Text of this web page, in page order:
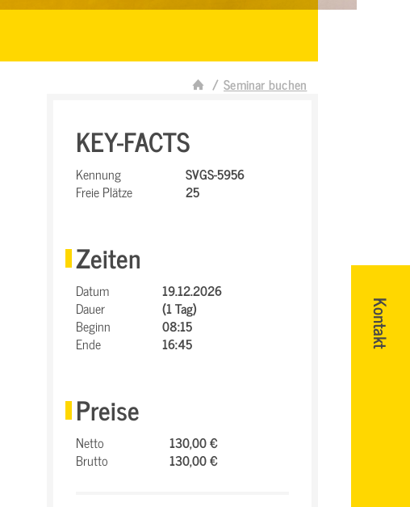
Seminar buchen
Kontakt
KEY-FACTS
Kennung
SVGS-5956
Freie Plätze
25
Zeiten
Datum
19.12.2026
Dauer
(1 Tag)
Beginn
08:15
Ende
16:45
Preise
Netto
130,00 €
Brutto
130,00 €